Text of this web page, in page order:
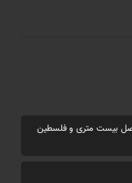
بیست متری و فلسطین